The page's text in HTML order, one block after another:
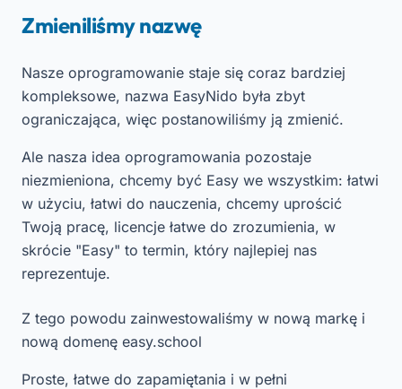
Zmieniliśmy nazwę
Nasze oprogramowanie staje się coraz bardziej
kompleksowe, nazwa EasyNido była zbyt
ograniczająca, więc postanowiliśmy ją zmienić.
Ale nasza idea oprogramowania pozostaje
niezmieniona, chcemy być Easy we wszystkim: łatwi
w użyciu, łatwi do nauczenia, chcemy uprościć
Twoją pracę, licencje łatwe do zrozumienia, w
skrócie "Easy" to termin, który najlepiej nas
reprezentuje.
Z tego powodu zainwestowaliśmy w nową markę i
nową domenę easy.school
Proste, łatwe do zapamiętania i w pełni